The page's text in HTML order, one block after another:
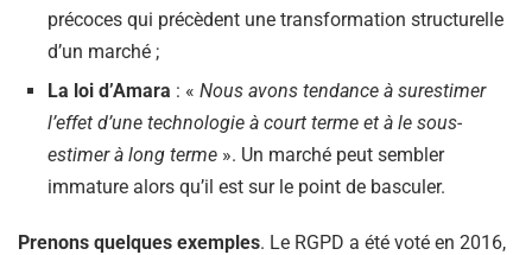
précoces qui précèdent une transformation structurelle
d’un marché ;
La loi d’Amara : « Nous avons tendance à surestimer
l’effet d’une technologie à court terme et à le sous-
estimer à long terme ». Un marché peut sembler
immature alors qu’il est sur le point de basculer.
Prenons quelques exemples. Le RGPD a été voté en 2016,